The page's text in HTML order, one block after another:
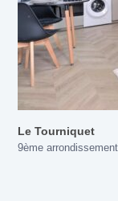
Le Tourniquet
9ème arrondissement